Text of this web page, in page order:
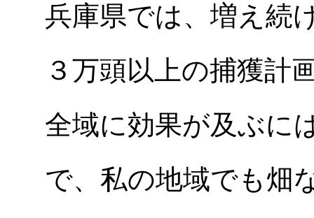
兵庫県では、増え続
３万頭以上の捕獲計
全域に効果が及ぶに
で、私の地域でも畑